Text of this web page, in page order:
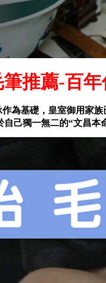
筆推薦-百
為基礎，皇室御用家
己獨一無二的“文昌